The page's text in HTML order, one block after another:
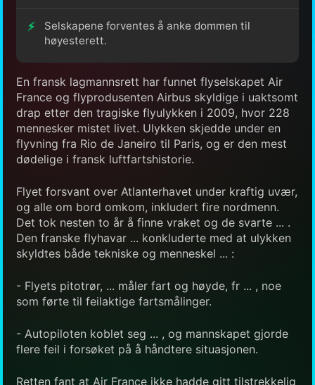
Selskapene forventes å anke dommen til
høyesterett.
En fransk lagmannsrett har funnet flyselskapet Air
France og flyprodusenten Airbus skyldige i uaktsomt
drap etter den tragiske flyulykken i 2009, hvor 228
mennesker mistet livet. Ulykken skjedde under en
flyvning fra Rio de Janeiro til Paris, og er den mest
dødelige i fransk luftfartshistorie.
Flyet forsvant over Atlanterhavet under kraftig uvær,
og alle om bord omkom, inkludert fire nordmenn.
Det tok nesten to år å finne vraket og de svarte ... .
Den franske flyhavar ... konkluderte med at ulykken
skyldtes både tekniske og menneskel ... :
- Flyets pitotrør, ... måler fart og høyde, fr ... , noe
som førte til feilaktige fartsmålinger.
- Autopiloten koblet seg ... , og mannskapet gjorde
flere feil i forsøket på å håndtere situasjonen.
Retten fant at Air France ikke hadde gitt tilstrekkelig